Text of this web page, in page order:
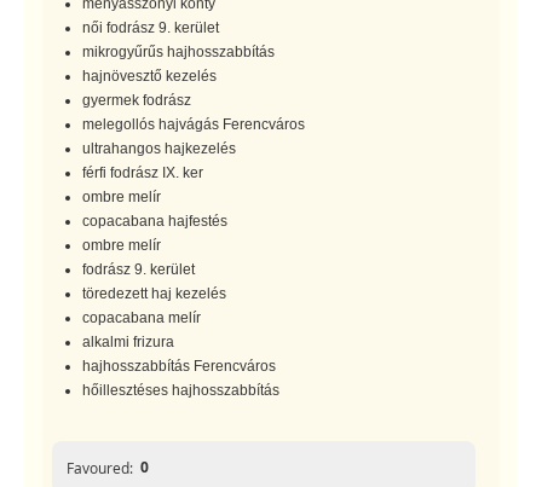
menyasszonyi konty
női fodrász 9. kerület
mikrogyűrűs hajhosszabbítás
hajnövesztő kezelés
gyermek fodrász
melegollós hajvágás Ferencváros
ultrahangos hajkezelés
férfi fodrász IX. ker
ombre melír
copacabana hajfestés
ombre melír
fodrász 9. kerület
töredezett haj kezelés
copacabana melír
alkalmi frizura
hajhosszabbítás Ferencváros
hőillesztéses hajhosszabbítás
Favoured: 0